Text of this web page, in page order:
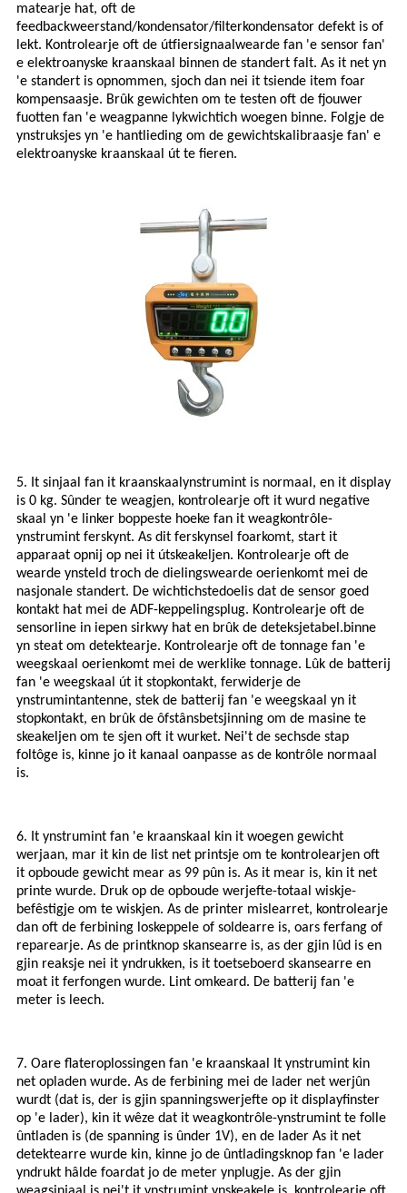
matearje hat, oft de
feedbackweerstand/kondensator/filterkondensator defekt is of
lekt. Kontrolearje oft de útfiersignaalwearde fan 'e sensor fan'
e elektroanyske kraanskaal binnen de standert falt. As it net yn
'e standert is opnommen, sjoch dan nei it tsiende item foar
kompensaasje. Brûk gewichten om te testen oft de fjouwer
fuotten fan 'e weagpanne lykwichtich woegen binne. Folgje de
ynstruksjes yn 'e hantlieding om de gewichtskalibraasje fan' e
elektroanyske kraanskaal út te fieren.
5. It sinjaal fan it kraanskaalynstrumint is normaal, en it display
is 0 kg. Sûnder te weagjen, kontrolearje oft it wurd negative
skaal yn 'e linker boppeste hoeke fan it weagkontrôle-
ynstrumint ferskynt. As dit ferskynsel foarkomt, start it
apparaat opnij op nei it útskeakeljen. Kontrolearje oft de
wearde ynsteld troch de dielingswearde oerienkomt mei de
nasjonale standert. De wichtichstedoel is dat de sensor goed
kontakt hat mei de ADF-keppelingsplug. Kontrolearje oft de
sensorline in iepen sirkwy hat en brûk de deteksjetabel.binne
yn steat om detektearje. Kontrolearje oft de tonnage fan 'e
weegskaal oerienkomt mei de werklike tonnage. Lûk de batterij
fan 'e weegskaal út it stopkontakt, ferwiderje de
ynstrumintantenne, stek de batterij fan 'e weegskaal yn it
stopkontakt, en brûk de ôfstânsbetsjinning om de masine te
skeakeljen om te sjen oft it wurket. Nei't de sechsde stap
foltôge is, kinne jo it kanaal oanpasse as de kontrôle normaal
is.
6. It ynstrumint fan 'e kraanskaal kin it woegen gewicht
werjaan, mar it kin de list net printsje om te kontrolearjen oft
it opboude gewicht mear as 99 pûn is. As it mear is, kin it net
printe wurde. Druk op de opboude werjefte-totaal wiskje-
befêstigje om te wiskjen. As de printer mislearret, kontrolearje
dan oft de ferbining loskeppele of soldearre is, oars ferfang of
reparearje. As de printknop skansearre is, as der gjin lûd is en
gjin reaksje nei it yndrukken, is it toetseboerd skansearre en
moat it ferfongen wurde. Lint omkeard. De batterij fan 'e
meter is leech.
7. Oare flateroplossingen fan 'e kraanskaal It ynstrumint kin
net opladen wurde. As de ferbining mei de lader net werjûn
wurdt (dat is, der is gjin spanningswerjefte op it displayfinster
op 'e lader), kin it wêze dat it weagkontrôle-ynstrumint te folle
ûntladen is (de spanning is ûnder 1V), en de lader As it net
detektearre wurde kin, kinne jo de ûntladingsknop fan 'e lader
yndrukt hâlde foardat jo de meter ynplugje. As der gjin